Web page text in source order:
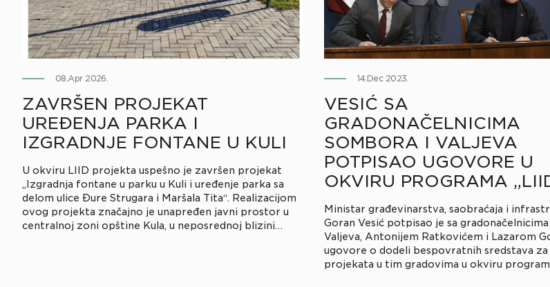
08.Apr 2026.
ZAVRŠEN PROJEKAT
UREĐENJA PARKA I
IZGRADNJE FONTANE U KULI
U okviru LIID projekta uspešno je završen projekat
„Izgradnja fontane u parku u Kuli i uređenje parka sa
delom ulice Đure Strugara i Maršala Tita“. Realizacijom
ovog projekta značajno je unapređen javni prostor u
centralnoj zoni opštine Kula, u neposrednoj blizini
14.Dec 2023.
VESIĆ SA
GRADONAČELNICIMA
SOMBORA I VALJEVA
POTPISAO UGOVORE U
OKVIRU PROGRAMA
Ministar građevinarstva, saobraćaja i
Goran Vesić potpisao je sa
Valjeva, Antonijem Ratkovićem i Lazarom
ugovore o dodeli bespovratnih sredstava za
projekata u tim gradovima u okviru